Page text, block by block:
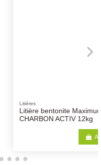
Prix
-5% 13,29